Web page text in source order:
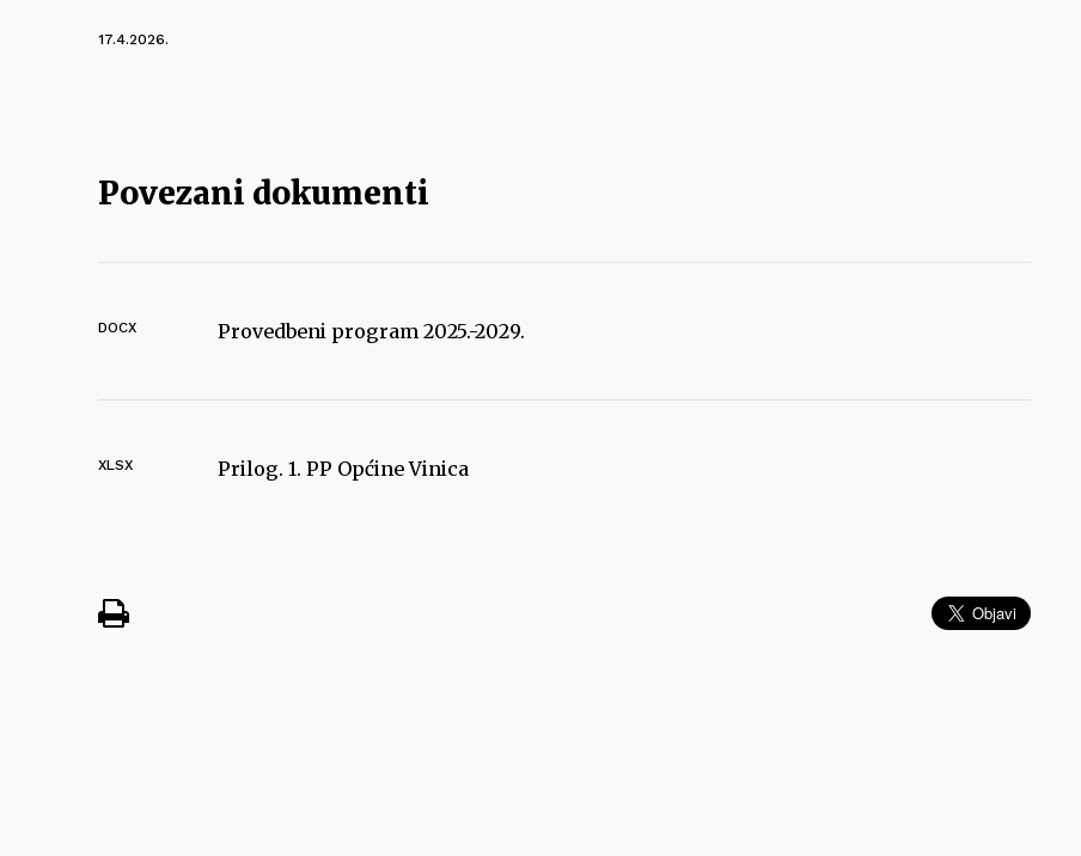
17.4.2026.
Povezani dokumenti
DOCX Provedbeni program 2025.-2029.
XLSX Prilog. 1. PP Općine Vinica